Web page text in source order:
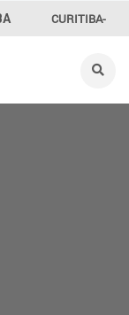
CURITIBA-